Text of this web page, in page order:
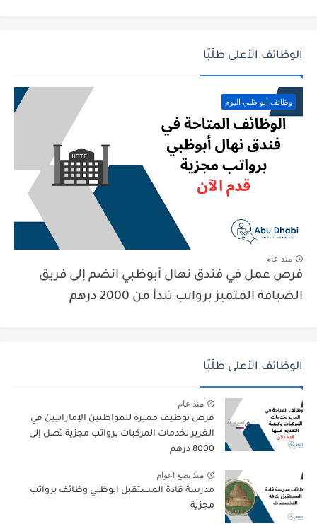
الوظائف الأعلى طَلَبًا
وظائف أبو ظبي اليوم
منذ عام
فرص عمل في فندق نهال أبوظبي انضم إلى فريق
الضيافة المتميز برواتب تبدأ من 2000 درهم
الوظائف الأعلى طَلَبًا
منذ عام
فرص توظيف مميزة للمواطنين الإماراتيين في
الغرير لخدمات المركبات برواتب مجزية تصل إلى
8000 درهم
منذ بضع اعوام
مدرسة قادة المستقبل ابوظبي وظائف برواتب
مجزية